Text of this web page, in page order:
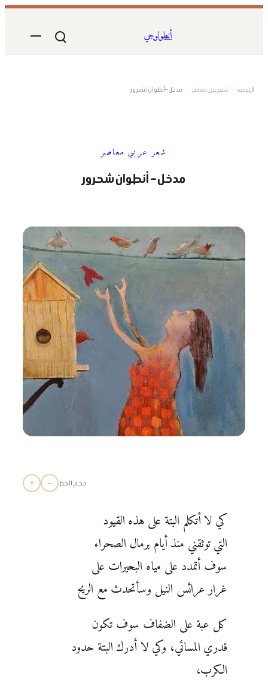
المحتوى
أنطولوجي
الرئيسية › شعر عربي معاصر › مدخل – أنطوان شحرور
شعر عربي معاصر
مدخل – أنطوان شحرور
حجم الخط −
+
كي لا أتكلم البتة على هذه القيود
التي توثقني منذ أيام برمال الصحراء
سوف أتمدد على مياه البحيرات على
غرار عرائس النيل وسأتحدث مع الريح
كل عبة على الضفاف سوف تكون
قدري المسائي، وكي لا أدرك البتة حدود
الكرب،